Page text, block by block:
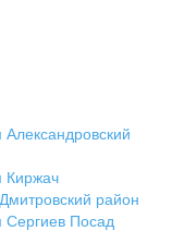
Киржач
район
Сергиев Посад